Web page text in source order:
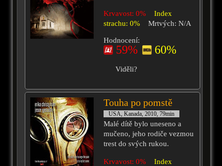
Krvavost: 0%
Index
strachu: 0%
Mrtvých: N/A
Hodnocení:
59% 60%
Viděli?
Touha po pomstě
USA, Kanada, 2010, 79min
Malé dítě bylo uneseno a
mučeno, jeho rodiče vezmou
trest do svých rukou.
Krvavost: 0%
Index